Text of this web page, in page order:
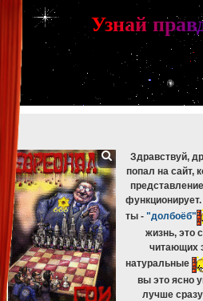
[phpBB Debug] PHP Warning : in file [ROOT]/phpbb/
mysqli_fetch_assoc(): Couldn't fetch mysqli_result
[phpBB Debug] PHP Warning: in file[ROOT]/phpbb/
mysqli_free_result(): Couldn't fetch mysqli_result
[phpBB Debug] PHP Warning
[ROOT]/phpbb/
mysqli_fetch_assoc(): Couldn't fetch mysqli_result
[phpBB Debug] PHP Warning
: in file [ROOT]/phpbb/
mysqli_free_result(): Couldn't fetch mysqli_result
[phpBB Debug] PHP Warning: in file [ROOT]/phpbb/
mysqli_fetch_assoc(): Couldn't fetch mysqli_result
[phpBB Debug] PHP Warning
[ROOT]/phpbb/
mysqli_free_result(): Couldn't fetch mysqli_result
Узнай прав
Здравствуй,
попал на сайт,
ты - "долбоёб"
жизнь, это
читающих
натуральные
вы это ясно
лучше